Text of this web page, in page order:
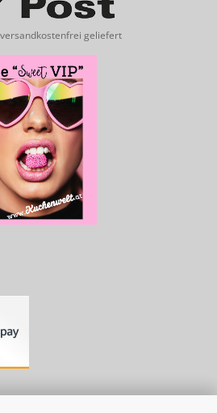
versandkostenfrei geliefert